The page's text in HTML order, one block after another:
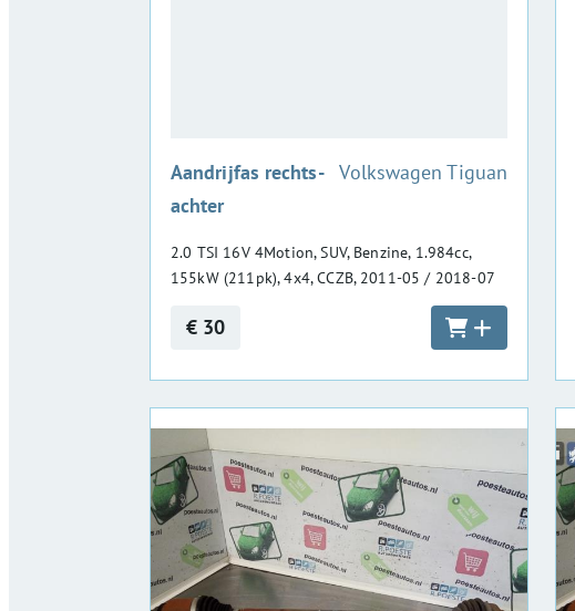
Aandrijfas rechts-
achter
:Volkswagen Tiguan
2.0 TSI 16V 4Motion, SUV, Benzine, 1.984cc,
155kW (211pk), 4x4, CCZB, 2011-05 / 2018-07
€ 30